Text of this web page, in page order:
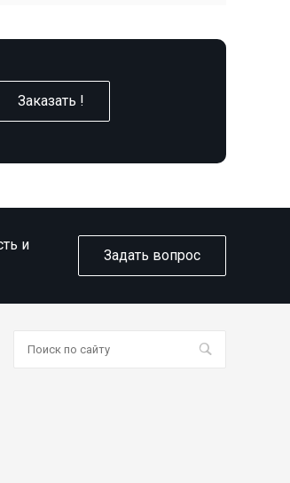
Заказать !
и
Задать вопрос